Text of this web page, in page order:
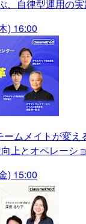
、自律型運用の
) 16:00
ームメイトが変
上とオペレーシ
) 15:00